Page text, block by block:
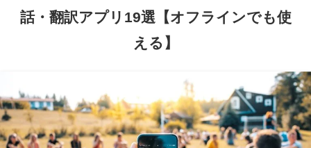
話・翻訳アプリ19選【オフラインでも使
える】